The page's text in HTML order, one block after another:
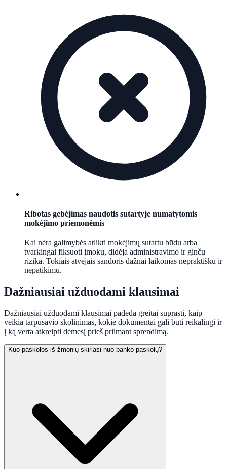
Ribotas gebėjimas naudotis sutartyje numatytomis
mokėjimo priemonėmis
Kai nėra galimybės atlikti mokėjimų sutartu būdu arba
tvarkingai fiksuoti įmokų, didėja administravimo ir ginčų
rizika. Tokiais atvejais sandoris dažnai laikomas nepraktišku ir
nepatikimu.
Dažniausiai užduodami klausimai
Dažniausiai užduodami klausimai padeda greitai suprasti, kaip
veikia tarpusavio skolinimas, kokie dokumentai gali būti reikalingi ir
į ką verta atkreipti dėmesį prieš priimant sprendimą.
Kuo paskolos iš žmonių skiriasi nuo banko paskolų?